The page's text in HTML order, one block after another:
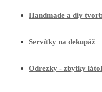
Handmade a diy
Servítky na dekupáž
Odrezky - zbytky